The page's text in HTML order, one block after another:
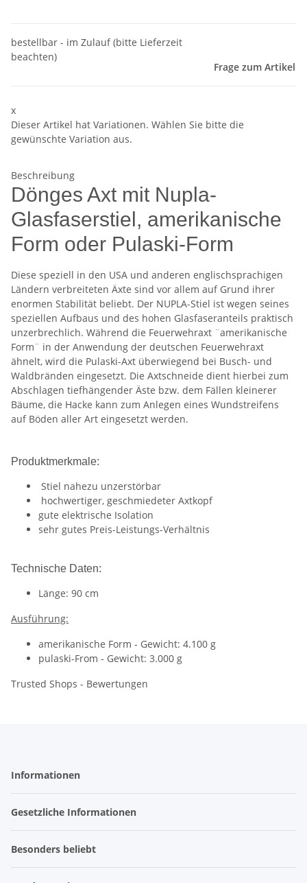
bestellbar - im Zulauf (bitte Lieferzeit
beachten)
Frage zum Artikel
x
Dieser Artikel hat Variationen. Wählen Sie bitte die
gewünschte Variation aus.
Beschreibung
Dönges Axt mit Nupla-
Glasfaserstiel, amerikanische
Form oder Pulaski-Form
Diese speziell in den USA und anderen englischsprachigen
Ländern verbreiteten Äxte sind vor allem auf Grund ihrer
enormen Stabilität beliebt. Der NUPLA-Stiel ist wegen seines
speziellen Aufbaus und des hohen Glasfaseranteils praktisch
unzerbrechlich. Während die Feuerwehraxt ¨amerikanische
Form¨ in der Anwendung der deutschen Feuerwehraxt
ähnelt, wird die Pulaski-Axt überwiegend bei Busch- und
Waldbränden eingesetzt. Die Axtschneide dient hierbei zum
Abschlagen tiefhängender Äste bzw. dem Fällen kleinerer
Bäume, die Hacke kann zum Anlegen eines Wundstreifens
auf Böden aller Art eingesetzt werden.
Produktmerkmale:
Stiel nahezu unzerstörbar
hochwertiger, geschmiedeter Axtkopf
gute elektrische Isolation
sehr gutes Preis-Leistungs-Verhältnis
Technische Daten:
Länge: 90 cm
Ausführung:
amerikanische Form - Gewicht: 4.100 g
pulaski-From - Gewicht: 3.000 g
Trusted Shops - Bewertungen
Informationen
Gesetzliche Informationen
Besonders beliebt